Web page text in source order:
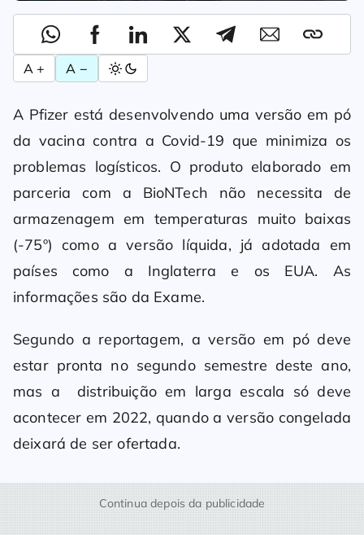
A + A −
A Pfizer está desenvolvendo uma versão em pó
da vacina contra a Covid-19 que minimiza os
problemas logísticos. O produto elaborado em
parceria com a BioNTech não necessita de
armazenagem em temperaturas muito baixas
(-75º) como a versão líquida, já adotada em
países como a Inglaterra e os EUA. As
informações são da Exame.
Segundo a reportagem, a versão em pó deve
estar pronta no segundo semestre deste ano,
mas a distribuição em larga escala só deve
acontecer em 2022, quando a versão congelada
deixará de ser ofertada.
Continua depois da publicidade